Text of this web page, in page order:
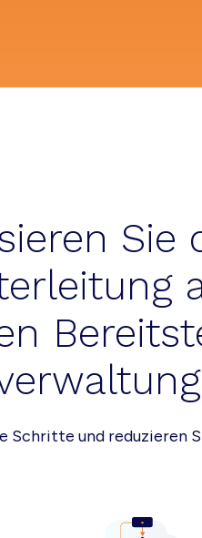
Sie
Schritte und reduzieren